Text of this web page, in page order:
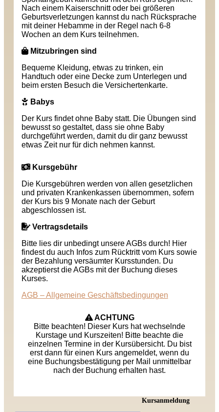
Nach einem Kaiserschnitt oder bei größeren
Geburtsverletzungen kannst du nach Rücksprache
mit deiner Hebamme in der Regel nach 6-8
Wochen an dem Kurs teilnehmen.
Mitzubringen sind
Bequeme Kleidung, etwas zu trinken, ein
Handtuch oder eine Decke zum Unterlegen und
beim ersten Besuch die Versichertenkarte.
Babys
Der Kurs findet ohne Baby statt. Die Übungen sind
bewusst so gestaltet, dass sie ohne Baby
durchgeführt werden, damit du dir ganz bewusst
etwas Zeit nur für dich nehmen kannst.
Kursgebühr
Die Kursgebühren werden von allen gesetzlichen
und privaten Krankenkassen übernommen, sofern
der Kurs bis 9 Monate nach der Geburt
abgeschlossen ist.
Vertragsdetails
Bitte lies dir unbedingt unsere AGBs durch! Hier
findest du auch Infos zum Rücktritt vom Kurs sowie
der Bezahlung versäumter Kursstunden. Du
akzeptierst die AGBs mit der Buchung dieses
Kurses.
AGB – Allgemeine Geschäftsbedingungen
ACHTUNG
Bitte beachten! Dieser Kurs hat wechselnde
Kurstage und Kurszeiten! Bitte beachte die
einzelnen Termine in der Kursübersicht. Du bist
erst dann für einen Kurs angemeldet, wenn du
eine Buchungsbestätigung per Mail unmittelbar
nach der Buchung erhalten hast.
Kursanmeldung